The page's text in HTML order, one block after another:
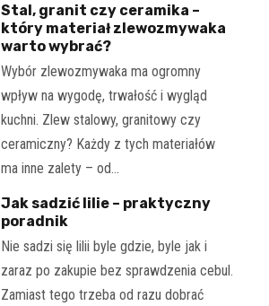
Stal, granit czy ceramika –
który materiał zlewozmywaka
warto wybrać?
Wybór zlewozmywaka ma ogromny
wpływ na wygodę, trwałość i wygląd
kuchni. Zlew stalowy, granitowy czy
ceramiczny? Każdy z tych materiałów
ma inne zalety – od…
Jak sadzić lilie – praktyczny
poradnik
Nie sadzi się lilii byle gdzie, byle jak i
zaraz po zakupie bez sprawdzenia cebul.
Zamiast tego trzeba od razu dobrać